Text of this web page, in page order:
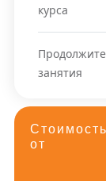
курса
занятия
Стоимость
от